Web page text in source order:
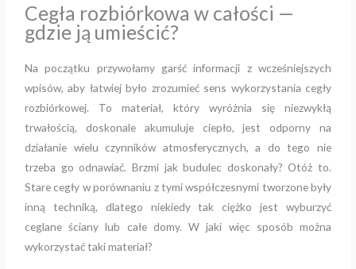
Cegła rozbiórkowa w całości —
gdzie ją umieścić?
Na początku przywołamy garść informacji z wcześniejszych
wpisów, aby łatwiej było zrozumieć sens wykorzystania cegły
rozbiórkowej. To materiał, który wyróżnia się niezwykłą
trwałością, doskonale akumuluje ciepło, jest odporny na
działanie wielu czynników atmosferycznych, a do tego nie
trzeba go odnawiać. Brzmi jak budulec doskonały? Otóż to.
Stare cegły w porównaniu z tymi współczesnymi tworzone były
inną techniką, dlatego niekiedy tak ciężko jest wyburzyć
ceglane ściany lub całe domy. W jaki więc sposób można
wykorzystać taki materiał?